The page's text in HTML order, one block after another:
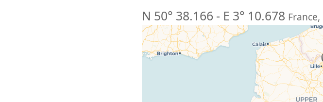
N 50° 38.166 - E 3° 10.678 France,